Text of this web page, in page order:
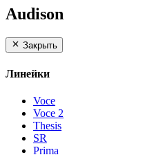
Audison
Закрыть
Линейки
Voce
Voce 2
Thesis
SR
Prima